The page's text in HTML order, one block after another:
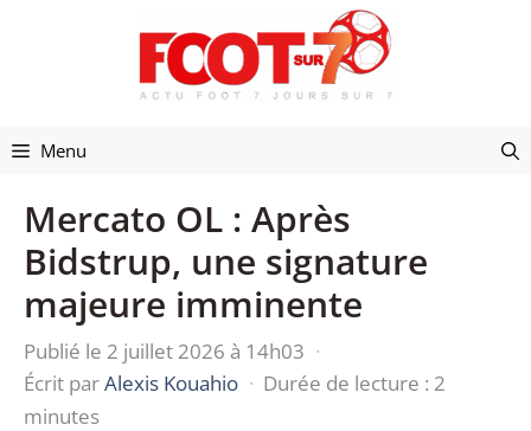
Menu
Mercato OL : Après
Bidstrup, une signature
majeure imminente
Publié le 2 juillet 2026 à 14h03 ·
Écrit parAlexis Kouahio · Durée de lecture : 2
minutes